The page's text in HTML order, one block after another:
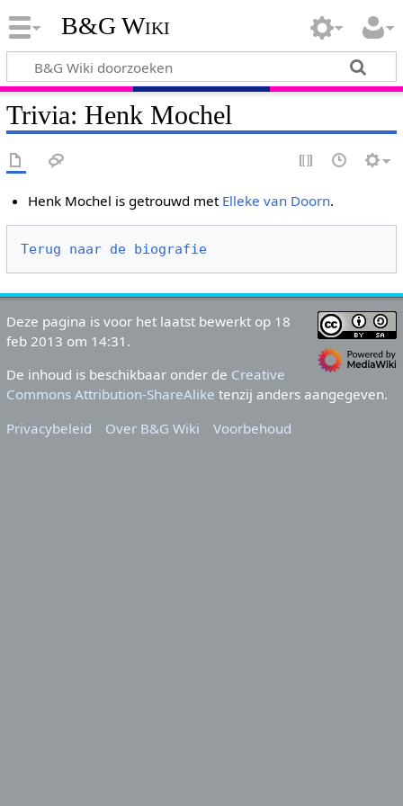
B&G Wiki
Trivia: Henk Mochel
Henk Mochel is getrouwd met Elleke van Doorn.
Terug naar de biografie
Deze pagina is voor het laatst bewerkt op 18
feb 2013 om 14:31.
De inhoud is beschikbaar onder de Creative
Commons Attribution-ShareAlike tenzij anders aangegeven.
Privacybeleid
Over B&G Wiki Voorbehoud